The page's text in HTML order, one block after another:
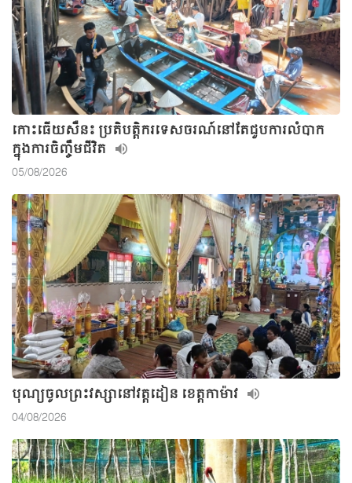
កោះធើយសឺន៖ ប្រតិបត្តិករទេសចរណ៍នៅតែជួបការលំបាក
ក្នុងការចិញ្ចឹមជីវិត
05/08/2026
បុណ្យចូលព្រះវស្សានៅវត្តដៀន ខេត្តកាម៉ាវ
04/08/2026